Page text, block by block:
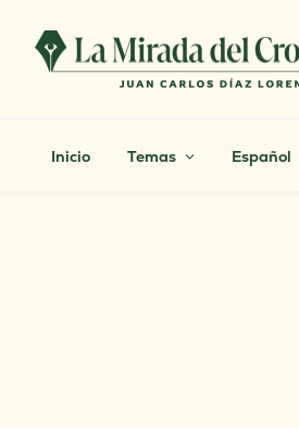
Inicio Temas Español